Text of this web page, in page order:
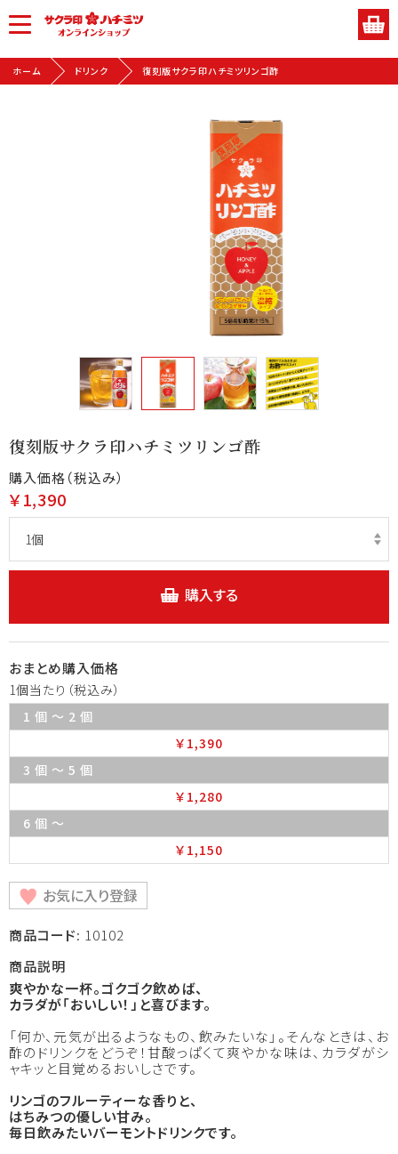
ホーム ドリンク 復刻版サクラ印ハチミツリンゴ酢
復刻版サクラ印ハチミツリンゴ酢
購入価格（税込み）
￥1,390
購入する
おまとめ購入価格
1個当たり（税込み）
1 個 ～ 2 個
￥1,390
3 個 ～ 5 個
￥1,280
6 個 ～
￥1,150
お気に入り登録
商品コード: 10102
商品説明
爽やかな一杯。ゴクゴク飲めば、
カラダが「おいしい！」と喜びます。
「何か、元気が出るようなもの、飲みたいな」。そんなときは、お
酢のドリンクをどうぞ！甘酸っぱくて爽やかな味は、カラダがシ
ャキッと目覚めるおいしさです。
リンゴのフルーティーな香りと、
はちみつの優しい甘み。
毎日飲みたいバーモントドリンクです。